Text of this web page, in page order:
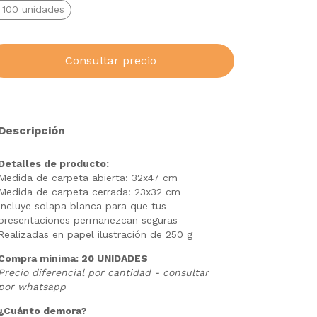
unidades
de producto:
de carpeta abierta: 32x47 cm
de carpeta cerrada: 23x32 cm
solapa blanca para que tus
permanezcan seguras
en papel ilustración de 250 g
mínima: 20 UNIDADES
diferencial por cantidad - consultar
whatsapp
demora?